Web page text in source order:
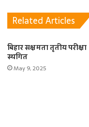
Related Articles
बिहार सक्षमता तृतीय परीक्षा
स्थगित
May 9, 2025